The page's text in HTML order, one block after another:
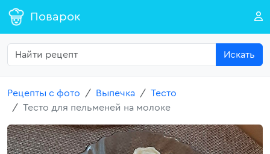
Поварок
Искать
Рецепты с фото Выпечка
Тесто
Тесто для пельменей на молоке